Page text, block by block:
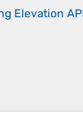
Elevation